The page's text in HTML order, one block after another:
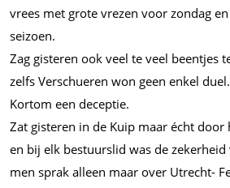
vrees met grote vrezen voor zondag
seizoen.
Zag gisteren ook veel te veel beentjes
zelfs Verschueren won geen enkel duel.
Kortom een deceptie.
Zat gisteren in de Kuip maar écht door
en bij elk bestuurslid was de zekerheid
men sprak alleen maar over Utrecht-